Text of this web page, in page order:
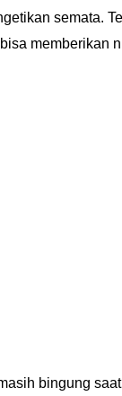
semata.
memberikan
bingung